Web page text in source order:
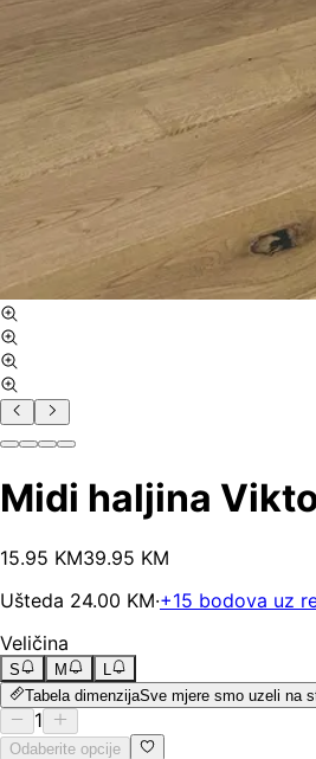
Midi haljina
15.95 KM39.95 KM
Ušteda 24.00 KM·+15 bodova uz
Veličina
S M
L
Tabela dimenzijaSve mjere smo uzeli na
1
Odaberite opcije